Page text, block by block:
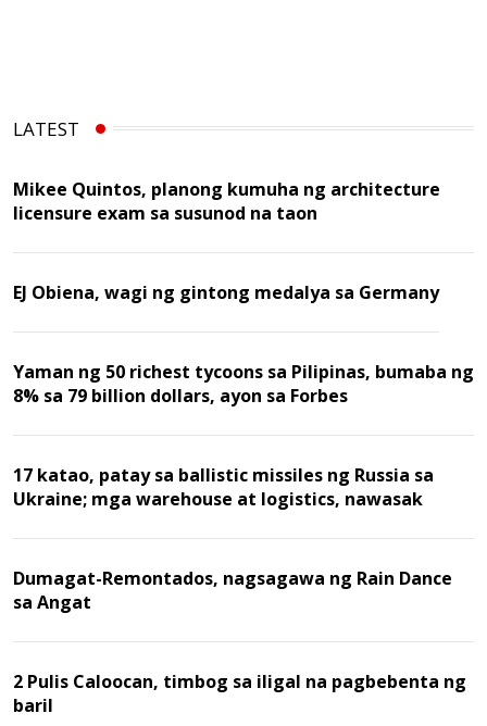
LATEST
Mikee Quintos, planong kumuha ng architecture
licensure exam sa susunod na taon
EJ Obiena, wagi ng gintong medalya sa Germany
Yaman ng 50 richest tycoons sa Pilipinas, bumaba ng
8% sa 79 billion dollars, ayon sa Forbes
17 katao, patay sa ballistic missiles ng Russia sa
Ukraine; mga warehouse at logistics, nawasak
Dumagat-Remontados, nagsagawa ng Rain Dance
sa Angat
2 Pulis Caloocan, timbog sa iligal na pagbebenta ng
baril